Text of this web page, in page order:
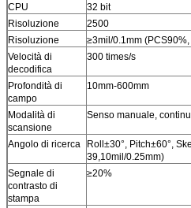
CPU
32 bit
Risoluzione
2500
Risoluzione
≥3mil/0.1mm
Velocità di
decodifica
300 times/s
Profondità di
campo
10mm-600mm
Modalità di
scansione
Senso manuale,
Angolo di ricerca
Roll±30°, Pitch±60°,
39,10mil/0.25mm)
Segnale di
contrasto di
stampa
≥20%